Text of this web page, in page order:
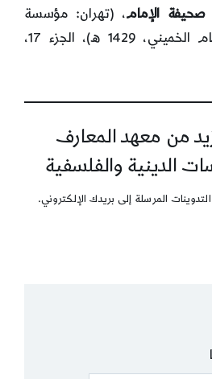
صحيفة الإمام، (تهران: مؤسسة
تنظيم ونشر آثار الإمام الخميني، 1429 ه)، الجزء 17،
من معهد المعارف
الدينية والفلسفية
المرسلة إلى بريدك الإلكتروني.